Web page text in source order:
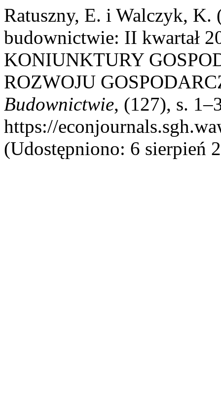
Ratuszny, E. i Walczyk,
budownictwie: II kwartał
KONIUNKTURY
ROZWOJU
Budownictwie, (127), s.
https://
(Udostępniono: 6 sierpień